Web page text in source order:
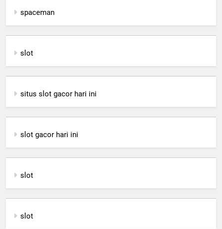
spaceman
slot
situs slot gacor hari ini
slot gacor hari ini
slot
slot